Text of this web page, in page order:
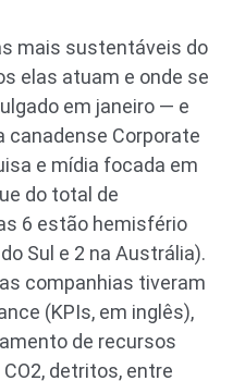
mais sustentáveis do
elas atuam e onde se
em janeiro — e
canadense Corporate
e mídia focada em
do total de
6 estão hemisfério
Sul e 2 na Austrália).
companhias tiveram
(KPIs, em inglês),
de recursos
detritos, entre